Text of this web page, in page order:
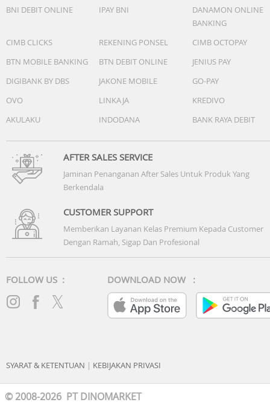
BNI DEBIT ONLINE
IPAY BNI
DANAMON ONLINE
BANKING
CIMB CLICKS
REKENING PONSEL
CIMB OCTOPAY
BTN MOBILE BANKING
BTN DEBIT ONLINE
JENIUS PAY
DIGIBANK BY DBS
JAKONE MOBILE
GO-PAY
OVO
LINKAJA
KREDIVO
AKULAKU
INDODANA BANK RAYA DEBIT
AFTER SALES SERVICE
Jaminan Penanganan After Sales Untuk Produk Yang
Berkendala
CUSTOMER SUPPORT
Memberikan Layanan Kelas Premium Kepada Customer
Dengan Ramah, Sigap Dan Profesional
FOLLOW US : DOWNLOAD NOW :
SYARAT & KETENTUAN | KEBIJAKAN PRIVASI
© 2008-2026 PT DINOMARKET